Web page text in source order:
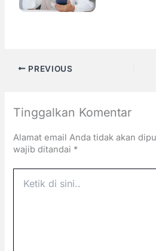
PREVIOUS
Tinggalkan Komentar
Alamat email Anda tidak akan
wajib ditandai *